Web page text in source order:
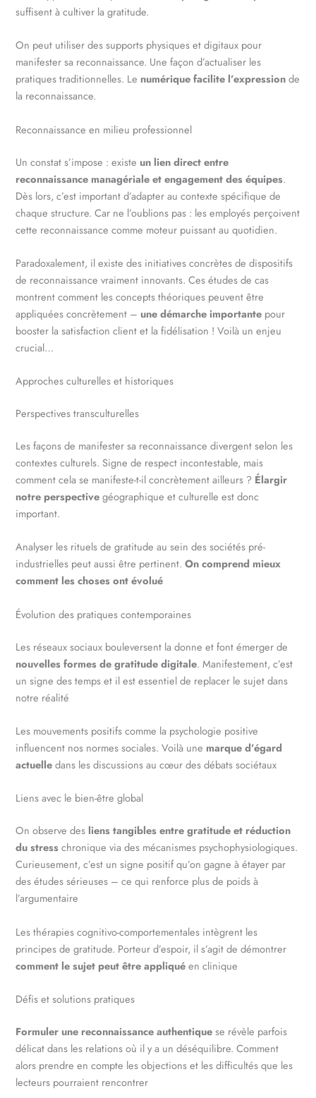
suffisent à cultiver la gratitude.
On peut utiliser des supports physiques et digitaux pour
manifester sa reconnaissance. Une façon d’actualiser les
pratiques traditionnelles. Le numérique facilite l’expressionde
la reconnaissance.
Reconnaissance en milieu professionnel
Un constat s’impose : existe un lien direct entre
reconnaissance managériale et engagement des équipes.
Dès lors, c’est important d’adapter au contexte spécifique de
chaque structure. Car ne l’oublions pas : les employés perçoivent
cette reconnaissance comme moteur puissant au quotidien.
Paradoxalement, il existe des initiatives concrètes de dispositifs
de reconnaissance vraiment innovants. Ces études de cas
montrent comment les concepts théoriques peuvent être
appliquées concrètement – une démarche importante pour
booster la satisfaction client et la fidélisation ! Voilà un enjeu
crucial…
Approches culturelles et historiques
Perspectives transculturelles
Les façons de manifester sa reconnaissance divergent selon les
contextes culturels. Signe de respect incontestable, mais
comment cela se manifeste-t-il concrètement ailleurs ? Élargir
notre perspectivegéographique et culturelle est donc
important.
Analyser les rituels de gratitude au sein des sociétés pré-
industrielles peut aussi être pertinent.On comprend mieux
comment les choses ont évolué
Évolution des pratiques contemporaines
Les réseaux sociaux bouleversent la donne et font émerger de
nouvelles formes de gratitude digitale. Manifestement, c’est
un signe des temps et il est essentiel de replacer le sujet dans
notre réalité
Les mouvements positifs comme la psychologie positive
influencent nos normes sociales. Voilà une marque d’égard
actuelledans les discussions au cœur des débats sociétaux
Liens avec le bien-être global
On observe des liens tangibles entre gratitude et réduction
du stresschronique via des mécanismes psychophysiologiques.
Curieusement, c’est un signe positif qu’on gagne à étayer par
des études sérieuses – ce qui renforce plus de poids à
l’argumentaire
Les thérapies cognitivo-comportementales intègrent les
principes de gratitude. Porteur d’espoir, il s’agit de démontrer
comment le sujet peut être appliquéen clinique
Défis et solutions pratiques
Formuler une reconnaissance authentiquese révèle parfois
délicat dans les relations où il y a un déséquilibre. Comment
alors prendre en compte les objections et les difficultés que les
lecteurs pourraient rencontrer